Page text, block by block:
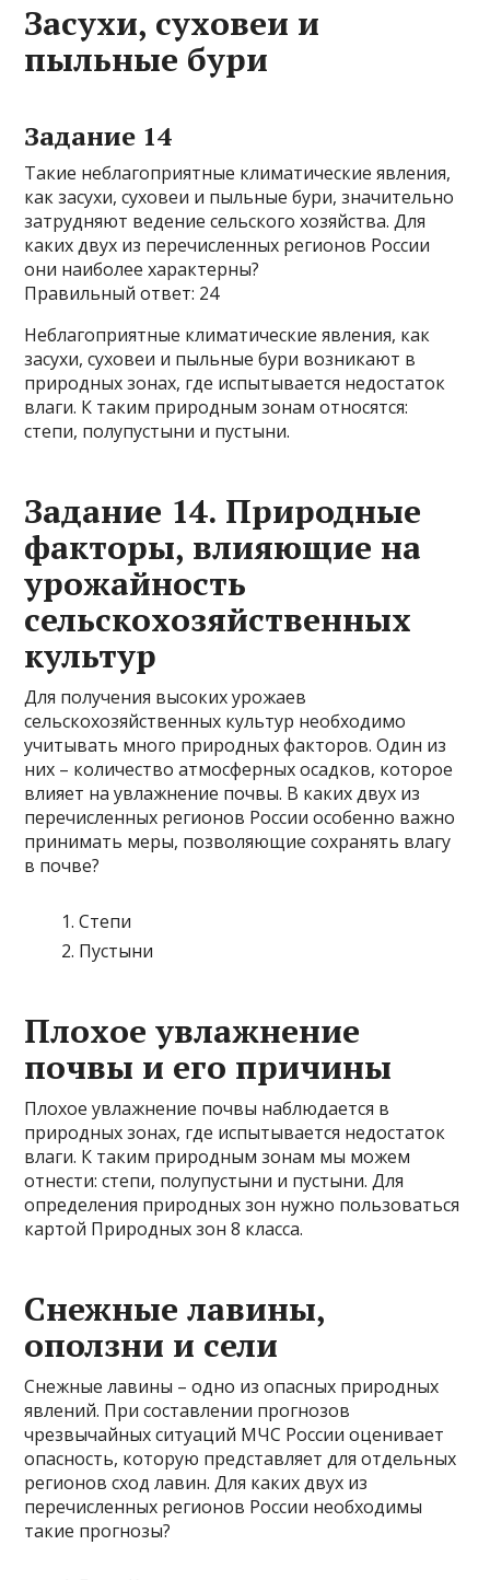
Засухи, суховеи и
пыльные бури
Задание 14
Такие неблагоприятные климатические явления,
как засухи, суховеи и пыльные бури, значительно
затрудняют ведение сельского хозяйства. Для
каких двух из перечисленных регионов России
они наиболее характерны?
Правильный ответ: 24
Неблагоприятные климатические явления, как
засухи, суховеи и пыльные бури возникают в
природных зонах, где испытывается недостаток
влаги. К таким природным зонам относятся:
степи, полупустыни и пустыни.
Задание 14. Природные
факторы, влияющие на
урожайность
сельскохозяйственных
культур
Для получения высоких урожаев
сельскохозяйственных культур необходимо
учитывать много природных факторов. Один из
них – количество атмосферных осадков, которое
влияет на увлажнение почвы. В каких двух из
перечисленных регионов России особенно важно
принимать меры, позволяющие сохранять влагу
в почве?
Степи
Пустыни
Плохое увлажнение
почвы и его причины
Плохое увлажнение почвы наблюдается в
природных зонах, где испытывается недостаток
влаги. К таким природным зонам мы можем
отнести: степи, полупустыни и пустыни. Для
определения природных зон нужно пользоваться
картой Природных зон 8 класса.
Снежные лавины,
оползни и сели
Снежные лавины – одно из опасных природных
явлений. При составлении прогнозов
чрезвычайных ситуаций МЧС России оценивает
опасность, которую представляет для отдельных
регионов сход лавин. Для каких двух из
перечисленных регионов России необходимы
такие прогнозы?